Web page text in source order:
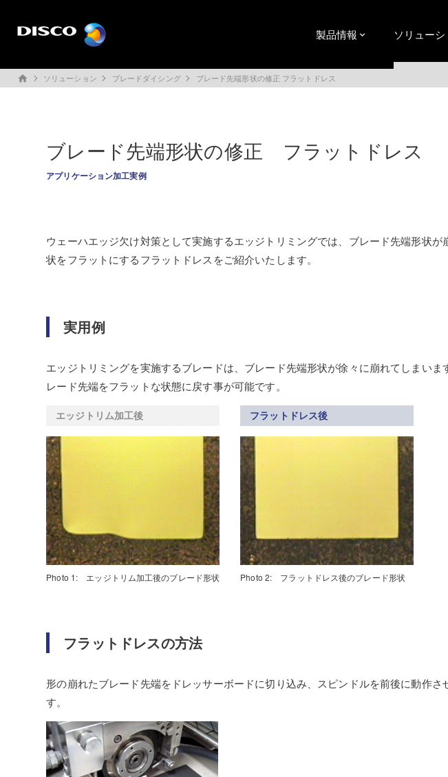
製品情報 ソリュー
home ソリューション ブレードダイシング ブレード先端形状の修正 フラットドレス
ブレード先端形状の修正 フラットドレス
アプリケーション加工実例
ウェーハエッジ欠け対策として実施するエッジトリミングでは、ブレード先端形状
状をフラットにするフラットドレスをご紹介いたします。
実用例
エッジトリミングを実施するブレードは、ブレード先端形状が徐々に崩れてしまい
レード先端をフラットな状態に戻す事が可能です。
エッジトリム加工後
Photo 1: エッジトリム加工後のブレード形状
フラットドレス後
Photo 2: フラットドレス後のブレード形状
フラットドレスの方法
形の崩れたブレード先端をドレッサーボードに切り込み、スピンドルを前後に動作
す。